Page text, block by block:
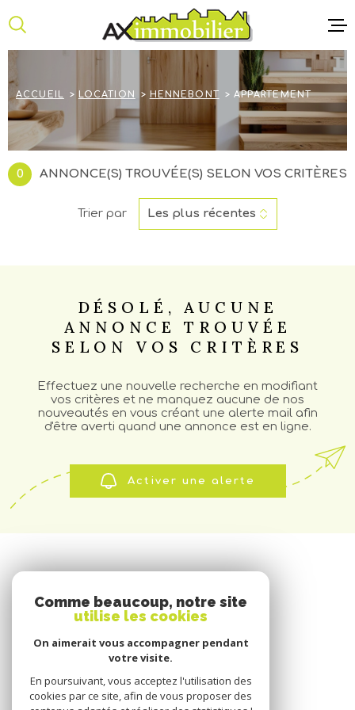
au
au
ACCUEIL
NOTRE
CONTACT
ACCUEIL LOCATION HENNEBONT APPARTEMENT
0 ANNONCE(S) TROUVÉE(S) SELON VOS CRITÈRES
Trier par Les plus récentes
DÉSOLÉ, AUCUNE
ANNONCE TROUVÉE
SELON VOS CRITÈRES
Effectuez une nouvelle recherche en modifiant
vos critères et ne manquez aucune de nos
nouveautés en vous créant une alerte mail afin
d'être averti quand une annonce est en ligne.
Activer une alerte
SE CONNECTER
ESPACE PROPRIÉTAIRE
Comme beaucoup, notre site
utilise les cookies
On aimerait vous accompagner pendant
votre visite.
En poursuivant, vous acceptez l'utilisation des
cookies par ce site, afin de vous proposer des